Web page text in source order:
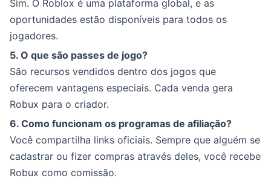
Sim. O Roblox é uma plataforma global, e as
oportunidades estão disponíveis para todos os
jogadores.
5. O que são passes de jogo?
São recursos vendidos dentro dos jogos que
oferecem vantagens especiais. Cada venda gera
Robux para o criador.
6. Como funcionam os programas de afiliação?
Você compartilha links oficiais. Sempre que alguém se
cadastrar ou fizer compras através deles, você recebe
Robux como comissão.